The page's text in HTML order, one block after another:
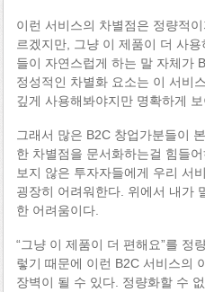
이런 서비스의 차별점은 정량적
르겠지만, 그냥 이 제품이 더 사
들이 자연스럽게 하는 말 자체가
정성적인 차별화 요소는 이 서비
깊게 사용해봐야지만 명확하게
그래서 많은 B2C 창업가분들이
한 차별점을 문서화하는걸 힘들
보지 않은 투자자들에게 우리 서
굉장히 어려워한다. 위에서 내가
한 어려움이다.
“그냥 이 제품이 더 편해요”를 정
렇기 때문에 이런 B2C 서비스의
장벽이 될 수 있다. 정량화할 수